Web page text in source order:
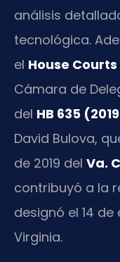
análisis
tecnológica.
el House
Cámara de
del HB 635
David Bulova,
de 2019 del Va.
contribuyó a la
designó el 14
Virginia.